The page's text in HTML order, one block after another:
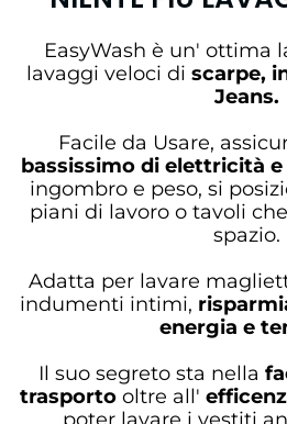
EasyWash è un' ottima
lavaggi veloci di scarpe,
Jeans.
Facile da Usare,
bassissimo di elettricità e
ingombro e peso, si
piani di lavoro o tavoli
spazio.
Adatta per lavare
indumenti intimi,
energia e
Il suo segreto sta nella
trasporto oltre all'